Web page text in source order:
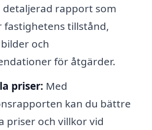
detaljerad rapport som
fastighetens tillstånd,
och
för åtgärder.
priser: Med
kan du bättre
priser och villkor vid